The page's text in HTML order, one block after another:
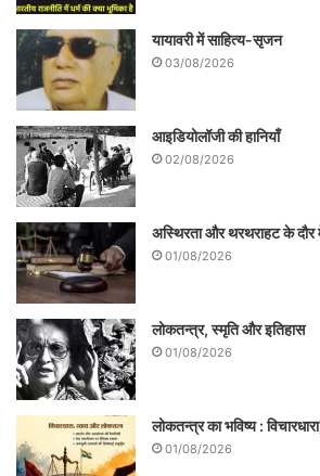
यायावरी में साहित्य-सृजन
03/08/2026
आइडियोलॉजी की हानियाँ
02/08/2026
अस्थिरता और थरथराहट के दौर
01/08/2026
लोकतन्त्र, स्मृति और इतिहास
01/08/2026
लोकतन्त्र का भविष्य :
01/08/2026